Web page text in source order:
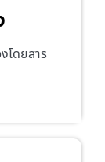
โดยสาร